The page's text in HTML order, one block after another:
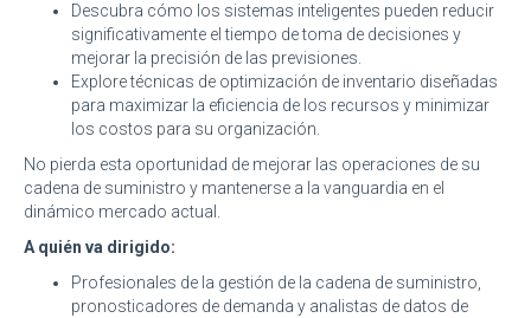
Descubra cómo los sistemas inteligentes pueden reducir
significativamente el tiempo de toma de decisiones y
mejorar la precisión de las previsiones.
Explore técnicas de optimización de inventario diseñadas
para maximizar la eficiencia de los recursos y minimizar
los costos para su organización.
No pierda esta oportunidad de mejorar las operaciones de su
cadena de suministro y mantenerse a la vanguardia en el
dinámico mercado actual.
A quién va dirigido:
Profesionales de la gestión de la cadena de suministro,
pronosticadores de demanda y analistas de datos de